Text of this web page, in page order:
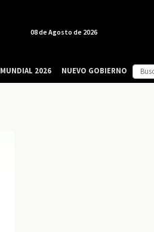
08 de Agosto de 2026
MUNDIAL 2026 NUEVO GOBIERNO